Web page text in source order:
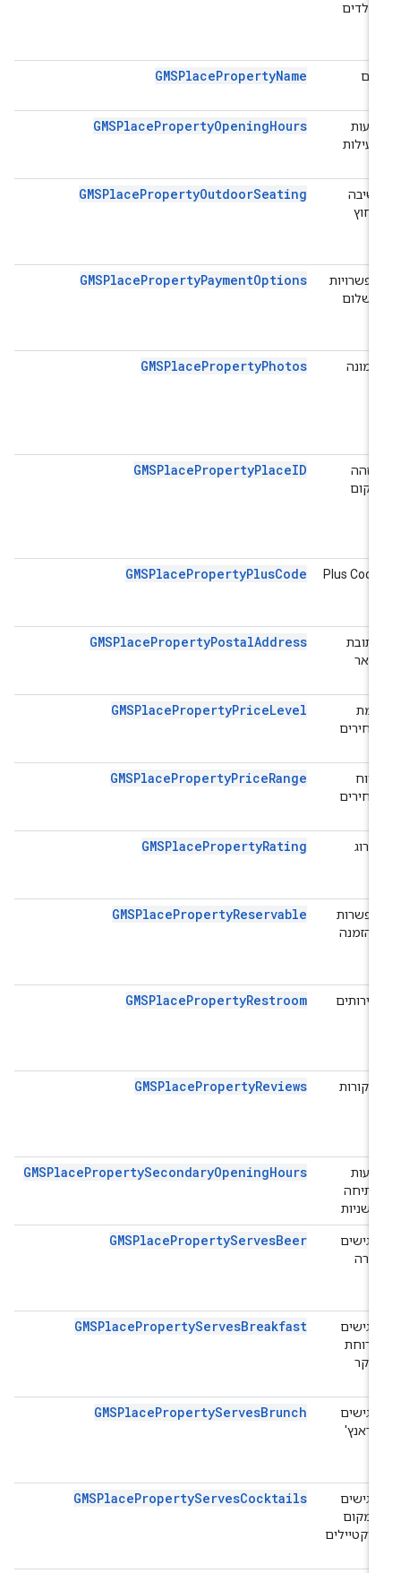
לילדים
GMSPlacePropertyName
פעילות
GMSPlacePropertyOpeningHours
GMSPlacePropertyOutdoorSeating
אפשרויות
תשלום
GMSPlacePropertyPaymentOptions
תמונה GMSPlacePropertyPhotos
GMSPlacePropertyPlaceID
Plus Code
GMSPlacePropertyPlusCode
כתובת
GMSPlacePropertyPostalAddress
מחירים
GMSPlacePropertyPriceLevel
מחירים
GMSPlacePropertyPriceRange
GMSPlacePropertyRating
אפשרות
להזמנה
GMSPlacePropertyReservable
שירותים GMSPlacePropertyRestroom
ביקורות GMSPlacePropertyReviews
פתיחה
משניות
GMSPlacePropertySecondaryOpeningHours
מגישים
GMSPlacePropertyServesBeer
מגישים
ארוחת
GMSPlacePropertyServesBreakfast
מגישים
בראנץ'
GMSPlacePropertyServesBrunch
מגישים
במקום
קוקטיילים
GMSPlacePropertyServesCocktails